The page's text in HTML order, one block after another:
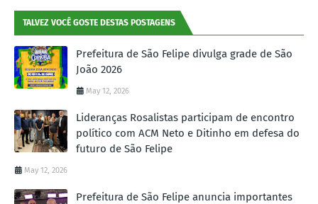
TALVEZ VOCÊ GOSTE DESTAS POSTAGENS
Prefeitura de São Felipe divulga grade de São
João 2026
May 12, 2026
Lideranças Rosalistas participam de encontro
político com ACM Neto e Ditinho em defesa do
futuro de São Felipe
May 12, 2026
Prefeitura de São Felipe anuncia importantes